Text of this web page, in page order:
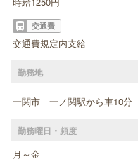
交通費
交通費規定内支給
勤務地
一関市 一ノ関駅から車10分
勤務曜日・頻度
月～金